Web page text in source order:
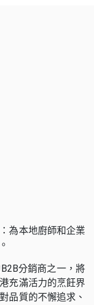
為本地廚師和企業
分銷商之一，將
充滿活力的烹飪界
品質的不懈追求、